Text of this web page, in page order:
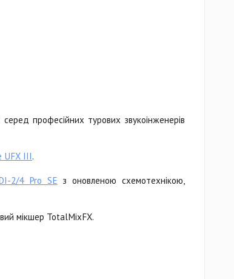
професійних турових звукоінженерів
UFX III.
2/4 Pro SE з оновленою схемотехнікою,
мікшер TotalMixFX.